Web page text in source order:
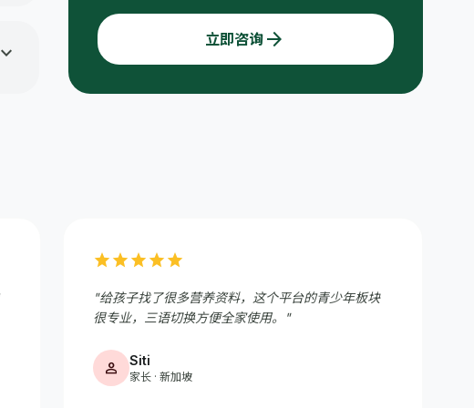
expand_more
立即咨询 arrow_forward
starstarstarstarstar
"给孩子找了很多营养资料，这个平台的青少年板块
很专业，三语切换方便全家使用。"
person Siti
家长 · 新加坡